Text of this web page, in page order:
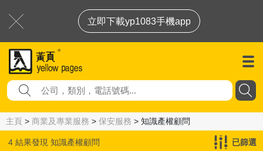
立即下載yp1083手機app
主頁 > 商業及專業服務 > 保安服務 > 知識產權顧問
4 結果發現 知識產權顧問 已篩選